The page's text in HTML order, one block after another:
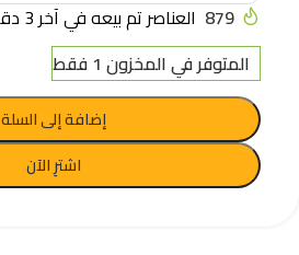
879 العناصر تم بيعه في آخر 3 دقائق
المتوفر في المخزون 1 فقط
إضافة إلى السلة
اشترِ الآن